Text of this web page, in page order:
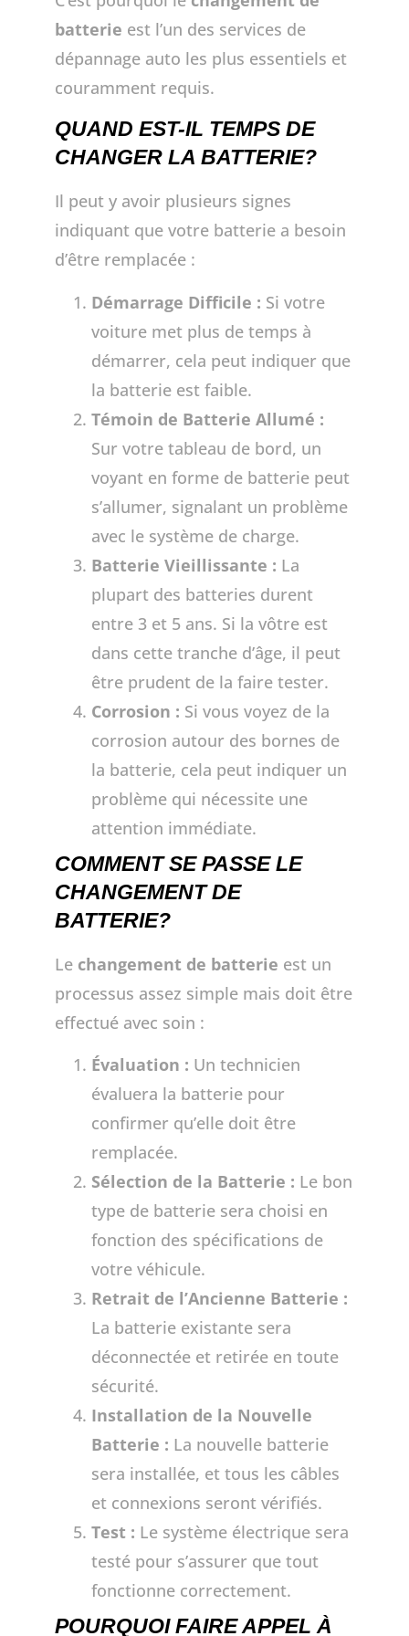
batterie est l’un des services de
dépannage auto les plus essentiels et
couramment requis.
QUAND EST-IL TEMPS DE
CHANGER LA BATTERIE?
Il peut y avoir plusieurs signes
indiquant que votre batterie a besoin
d’être remplacée :
Démarrage Difficile : Si votre
voiture met plus de temps à
démarrer, cela peut indiquer que
la batterie est faible.
Témoin de Batterie Allumé :
Sur votre tableau de bord, un
voyant en forme de batterie peut
s’allumer, signalant un problème
avec le système de charge.
Batterie Vieillissante : La
plupart des batteries durent
entre 3 et 5 ans. Si la vôtre est
dans cette tranche d’âge, il peut
être prudent de la faire tester.
Corrosion : Si vous voyez de la
corrosion autour des bornes de
la batterie, cela peut indiquer un
problème qui nécessite une
attention immédiate.
COMMENT SE PASSE LE
CHANGEMENT DE
BATTERIE?
Le changement de batterie est un
processus assez simple mais doit être
effectué avec soin :
Évaluation : Un technicien
évaluera la batterie pour
confirmer qu’elle doit être
remplacée.
Sélection de la Batterie : Le bon
type de batterie sera choisi en
fonction des spécifications de
votre véhicule.
Retrait de l’Ancienne Batterie :
La batterie existante sera
déconnectée et retirée en toute
sécurité.
Installation de la Nouvelle
Batterie : La nouvelle batterie
sera installée, et tous les câbles
et connexions seront vérifiés.
Test : Le système électrique sera
testé pour s’assurer que tout
fonctionne correctement.
POURQUOI FAIRE APPEL À